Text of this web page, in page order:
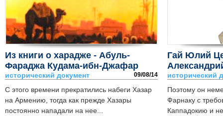
Из книги о харадже - Абуль-
Фараджа Кудама-ибн-Джафар
исторический документ 09/08/14
С этого времени прекратились набеги Хазар
на Армению, тогда как прежде Хазары
постоянно нападали на нее...
Гай Юлий
исторический
Поэтому он
Фарнаку с
Каппадокию и